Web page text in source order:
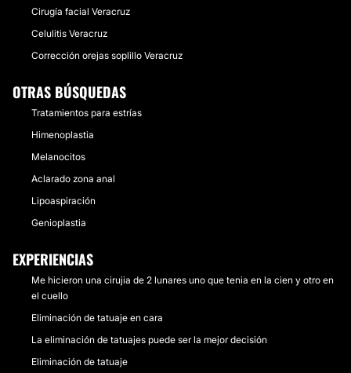
Cirugía facial Veracruz
Celulitis Veracruz
Corrección orejas soplillo Veracruz
OTRAS BÚSQUEDAS
Tratamientos para estrías
Himenoplastia
Melanocitos
Aclarado zona anal
Lipoaspiración
Genioplastia
EXPERIENCIAS
Me hicieron una cirujia de 2 lunares uno que tenia en la cien y otro en
el cuello
Eliminación de tatuaje en cara
La eliminación de tatuajes puede ser la mejor decisión
Eliminación de tatuaje